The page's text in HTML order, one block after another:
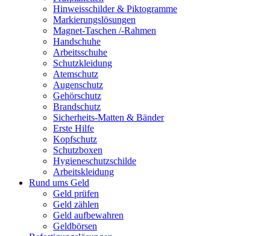
Hinweisschilder & Piktogramme
Markierungslösungen
Magnet-Taschen /-Rahmen
Handschuhe
Arbeitsschuhe
Schutzkleidung
Atemschutz
Augenschutz
Gehörschutz
Brandschutz
Sicherheits-Matten & Bänder
Erste Hilfe
Kopfschutz
Schutzboxen
Hygieneschutzschilde
Arbeitskleidung
Rund ums Geld
Geld prüfen
Geld zählen
Geld aufbewahren
Geldbörsen